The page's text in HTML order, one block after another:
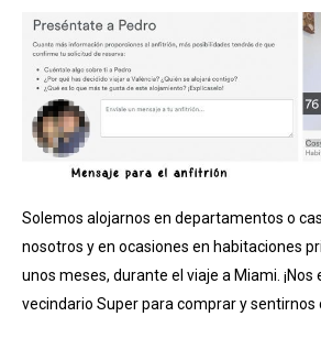
Solemos alojarnos en departamentos o
nosotros y en ocasiones en habitaciones
unos meses, durante el viaje a Miami. ¡Nos
vecindario Super para comprar y sentirnos